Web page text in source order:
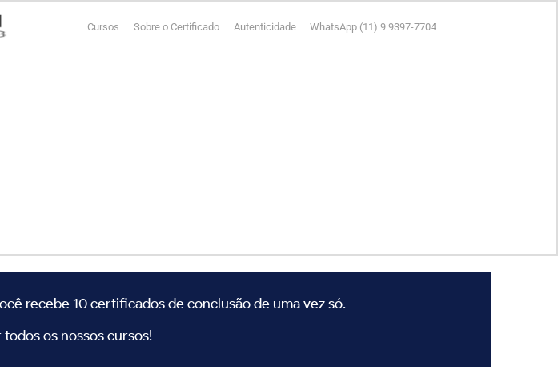
Cursos Sobre o Certificado Autenticidade WhatsApp (11) 9 9397-7704
recebe 10 certificados de conclusão de uma vez só.
os nossos cursos!